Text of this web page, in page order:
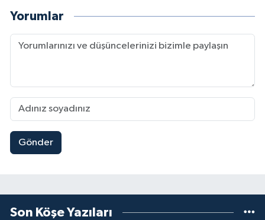
Yorumlar
Gönder
Son Köşe Yazıları